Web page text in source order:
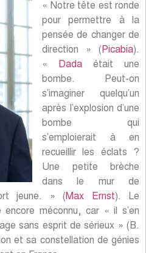
« Notre tête est ronde
pour permettre à la
pensée de changer de
direction » ( Picabia).
«
Dada était une
bombe. Peut-on
s’imaginer quelqu’un
après l’explosion d’une
bombe qui
s’emploierait à en
recueillir les éclats ?
Une petite brèche
dans le mur de
jeune. » ( Max Ernst). Le
méconnu, car « il s’en
sans esprit de sérieux » (B.
et sa constellation de génies